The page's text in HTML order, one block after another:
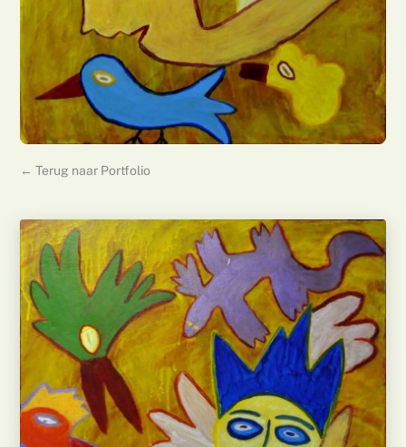
← Terug naar Portfolio